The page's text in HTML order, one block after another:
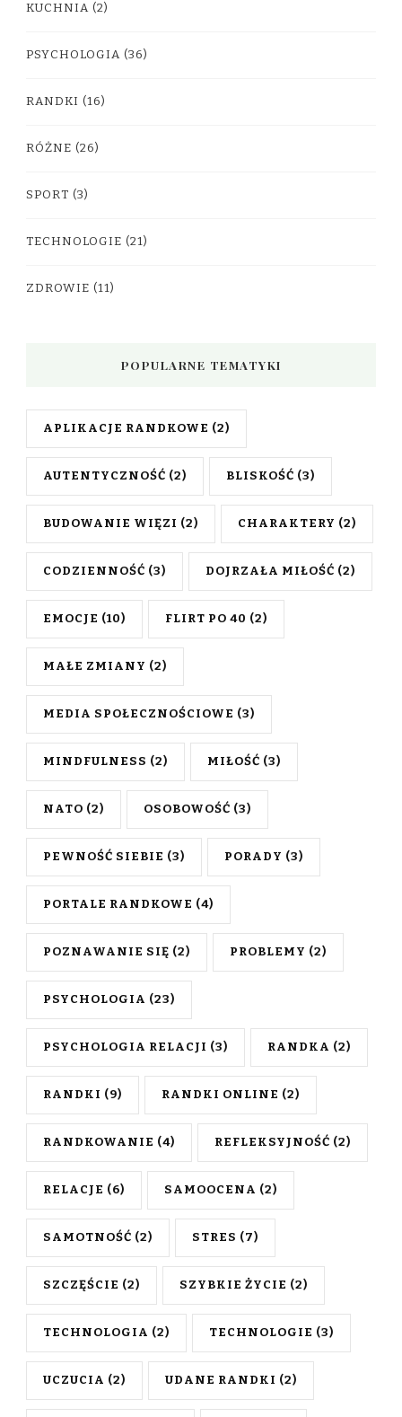
KUCHNIA (2)
PSYCHOLOGIA (36)
RANDKI (16)
RÓŻNE (26)
SPORT (3)
TECHNOLOGIE (21)
ZDROWIE (11)
POPULARNE TEMATYKI
APLIKACJE RANDKOWE (2)
AUTENTYCZNOŚĆ (2) BLISKOŚĆ (3)
BUDOWANIE WIĘZI (2) CHARAKTERY (2)
CODZIENNOŚĆ (3) DOJRZAŁA MIŁOŚĆ (2)
EMOCJE (10) FLIRT PO 40 (2)
MAŁE ZMIANY (2)
MEDIA SPOŁECZNOŚCIOWE (3)
MINDFULNESS (2) MIŁOŚĆ (3)
NATO (2) OSOBOWOŚĆ (3)
PEWNOŚĆ SIEBIE (3) PORADY (3)
PORTALE RANDKOWE (4)
POZNAWANIE SIĘ (2) PROBLEMY (2)
PSYCHOLOGIA (23)
PSYCHOLOGIA RELACJI (3) RANDKA (2)
RANDKI (9) RANDKI ONLINE (2)
RANDKOWANIE (4) REFLEKSYJNOŚĆ (2)
RELACJE (6) SAMOOCENA (2)
SAMOTNOŚĆ (2) STRES (7)
SZCZĘŚCIE (2) SZYBKIE ŻYCIE (2)
TECHNOLOGIA (2) TECHNOLOGIE (3)
UCZUCIA (2) UDANE RANDKI (2)